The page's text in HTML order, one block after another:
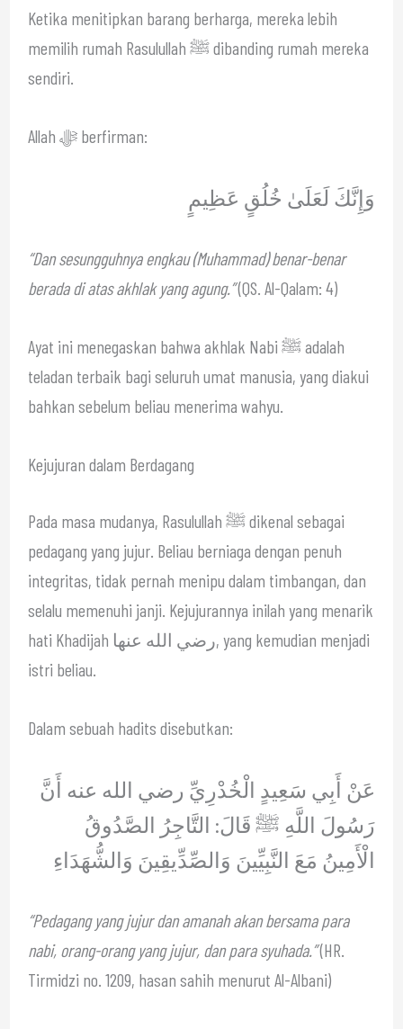
Ketika menitipkan barang berharga, mereka lebih
memilih rumah Rasulullah ﷺ dibanding rumah mereka
sendiri.
Allah ﷻ berfirman:
وَإِنَّكَ لَعَلَىٰ خُلُقٍ عَظِيمٍ
“Dan sesungguhnya engkau (Muhammad) benar-benar
berada di atas akhlak yang agung.”(QS. Al-Qalam: 4)
Ayat ini menegaskan bahwa akhlak Nabi ﷺ adalah
teladan terbaik bagi seluruh umat manusia, yang diakui
bahkan sebelum beliau menerima wahyu.
Kejujuran dalam Berdagang
Pada masa mudanya, Rasulullah ﷺ dikenal sebagai
pedagang yang jujur. Beliau berniaga dengan penuh
integritas, tidak pernah menipu dalam timbangan, dan
selalu memenuhi janji. Kejujurannya inilah yang menarik
hati Khadijah رضي الله عنها, yang kemudian menjadi
istri beliau.
Dalam sebuah hadits disebutkan:
عَنْ أَبِي سَعِيدٍ الْخُدْرِيِّ رضي الله عنه أَنَّ
رَسُولَ اللَّهِ ﷺ قَالَ: التَّاجِرُ الصَّدُوقُ
الْأَمِينُ مَعَ النَّبِيِّينَ وَالصِّدِّيقِينَ وَالشُّهَدَاءِ
“Pedagang yang jujur dan amanah akan bersama para
nabi, orang-orang yang jujur, dan para syuhada.”(HR.
Tirmidzi no. 1209, hasan sahih menurut Al-Albani)